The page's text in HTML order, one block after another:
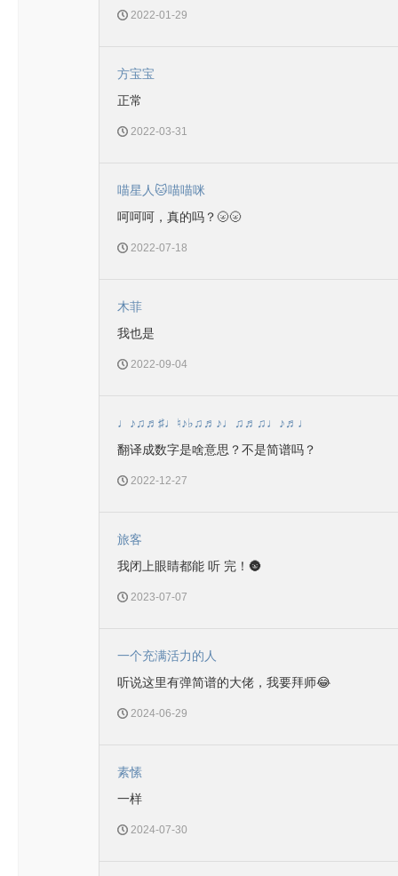
2022-01-29
方宝宝
正常
2022-03-31
喵星人🐱喵喵咪
呵呵呵，真的吗？🌝🌝
2022-07-18
木菲
我也是
2022-09-04
♩♪♫♬♯♩♮♪♭♫♬♪♩♫♬♫♩♪♬♩
翻译成数字是啥意思？不是简谱吗？
2022-12-27
旅客
我闭上眼睛都能 听 完！🌚
2023-07-07
一个充满活力的人
听说这里有弹简谱的大佬，我要拜师😂
2024-06-29
素愫
一样
2024-07-30